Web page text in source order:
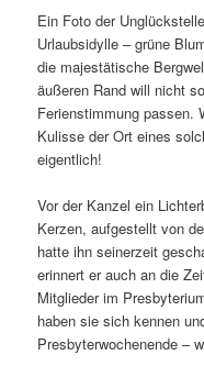
Ein Foto der
Urlaubsidylle – grüne
die majestätische
äußeren Rand will nicht
Ferienstimmung passen.
Kulisse der Ort eines
eigentlich!
Vor der Kanzel ein
Kerzen, aufgestellt von
hatte ihn seinerzeit
erinnert er auch an die
Mitglieder im
haben sie sich kennen
Presbyterwochenende –